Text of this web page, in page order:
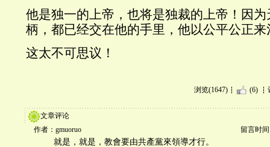
他是独一的上帝，也将是独裁的上帝！因
柄，都已经交在他的手里，他以公平公正
这太不可思议！
浏览(1647) (6)
文章评论
作者：gmuoruo
留言时间
就是，就是，教會要由共產黨來領導才行。